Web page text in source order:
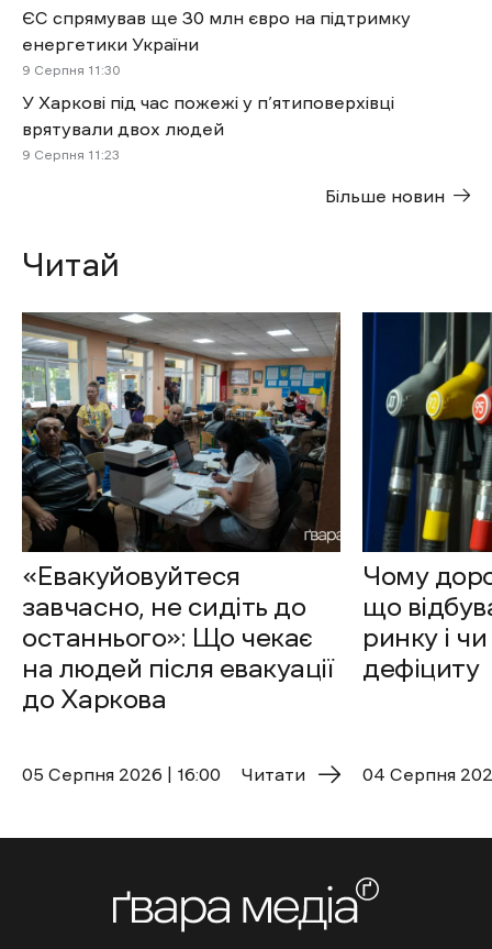
ЄС спрямував ще 30 млн євро на підтримку
енергетики України
9 Cерпня 11:30
У Харкові під час пожежі у п’ятиповерхівці
врятували двох людей
9 Cерпня 11:23
Більше новин
Читай
«Евакуйовуйтеся
завчасно, не сидіть до
останнього»: Що чекає
на людей після евакуації
до Харкова
05 Cерпня 2026 | 16:00 Читати
Чому
що
ринку і
дефіциту
04 Cерпня